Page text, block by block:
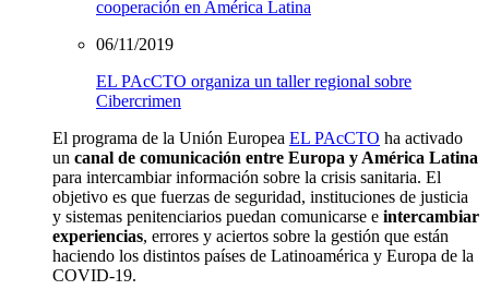
cooperación en América Latina
06/11/2019
EL PAcCTO organiza un taller regional sobre
Cibercrimen
El programa de la Unión Europea EL PAcCTO ha activado
un canal de comunicación entre Europa y América Latina
para intercambiar información sobre la crisis sanitaria. El
objetivo es que fuerzas de seguridad, instituciones de justicia
y sistemas penitenciarios puedan comunicarse e intercambiar
experiencias, errores y aciertos sobre la gestión que están
haciendo los distintos países de Latinoamérica y Europa de la
COVID-19.